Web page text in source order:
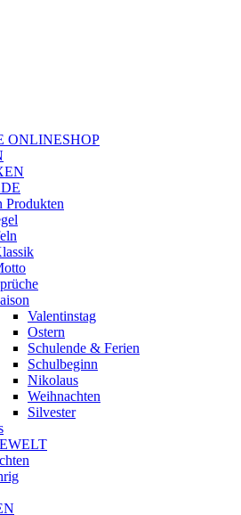
ONLINESHOP
Produkten
Valentinstag
Ostern
Schulende & Ferien
Schulbeginn
Nikolaus
Weihnachten
Silvester